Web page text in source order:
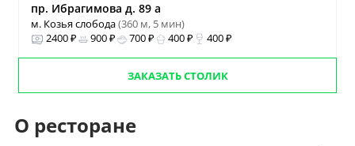
пр. Ибрагимова д. 89 а
м. Козья слобода(360 м, 5 мин)
2400 ₽
900 ₽ 700 ₽ 400 ₽ 400 ₽
ЗАКАЗАТЬ СТОЛИК
О ресторане